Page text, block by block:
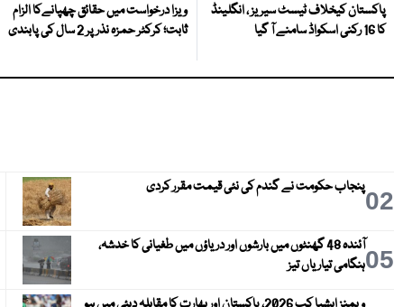
پاکستان کیخلاف ٹیسٹ سیریز ، انگلینڈ
کا 16 رکنی اسکواڈ سامنے آ گیا
ویزا درخواست میں حقائق چھپانےکا الزام
ثابت؛ کرکٹر حمزہ نذر پر 2 سال کی پابندی
02پنجاب حکومت نے گندم کی نئی قیمت مقرر کردی
05
آئندہ 48 گھنٹوں میں بارشوں اور دریاؤں میں طغیانی کا خدشہ،
ہنگامی تیاریاں تیز